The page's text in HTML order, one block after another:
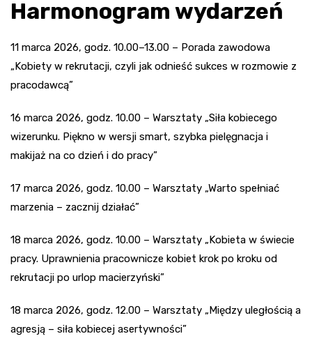
Harmonogram wydarzeń
11 marca 2026, godz. 10.00–13.00 – Porada zawodowa
„Kobiety w rekrutacji, czyli jak odnieść sukces w rozmowie z
pracodawcą”
16 marca 2026, godz. 10.00 – Warsztaty „Siła kobiecego
wizerunku. Piękno w wersji smart, szybka pielęgnacja i
makijaż na co dzień i do pracy”
17 marca 2026, godz. 10.00 – Warsztaty „Warto spełniać
marzenia – zacznij działać”
18 marca 2026, godz. 10.00 – Warsztaty „Kobieta w świecie
pracy. Uprawnienia pracownicze kobiet krok po kroku od
rekrutacji po urlop macierzyński”
18 marca 2026, godz. 12.00 – Warsztaty „Między uległością a
agresją – siła kobiecej asertywności”